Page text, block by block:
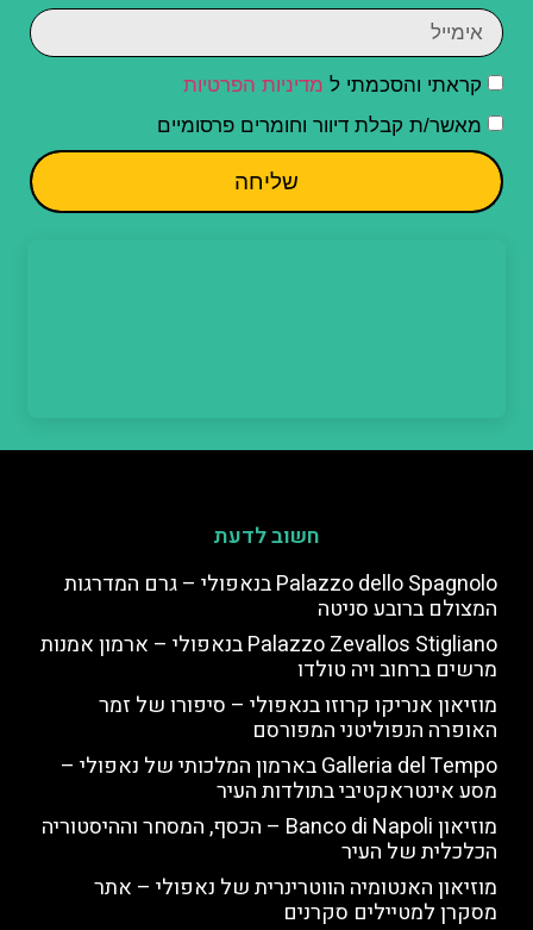
קראתי והסכמתי ל מדיניות הפרטיות
מאשר/ת קבלת דיוור וחומרים פרסומיים
שליחה
חשוב לדעת
Palazzo dello Spagnolo בנאפולי – גרם המדרגות
המצולם ברובע סניטה
Palazzo Zevallos Stigliano בנאפולי – ארמון אמנות
מרשים ברחוב ויה טולדו
מוזיאון אנריקו קרוזו בנאפולי – סיפורו של זמר
האופרה הנפוליטני המפורסם
Galleria del Tempo בארמון המלכותי של נאפולי –
מסע אינטראקטיבי בתולדות העיר
מוזיאון Banco di Napoli – הכסף, המסחר וההיסטוריה
הכלכלית של העיר
מוזיאון האנטומיה הווטרינרית של נאפולי – אתר
מסקרן למטיילים סקרנים